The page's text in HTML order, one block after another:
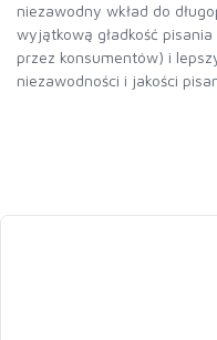
niezawodny wkład do
wyjątkową gładkość
przez konsumentów) i
niezawodności i jakości